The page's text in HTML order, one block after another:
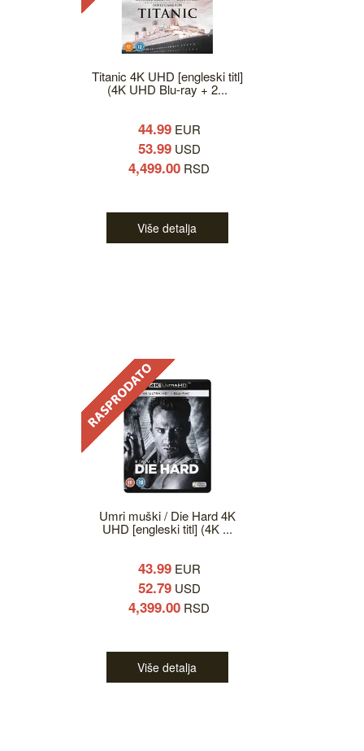
Titanic 4K UHD [engleski titl]
(4K UHD Blu-ray + 2...
44.99EUR
53.99USD
4,499.00 RSD
Više detalja
Umri muški / Die Hard 4K
UHD [engleski titl] (4K ...
43.99EUR
52.79USD
4,399.00 RSD
Više detalja